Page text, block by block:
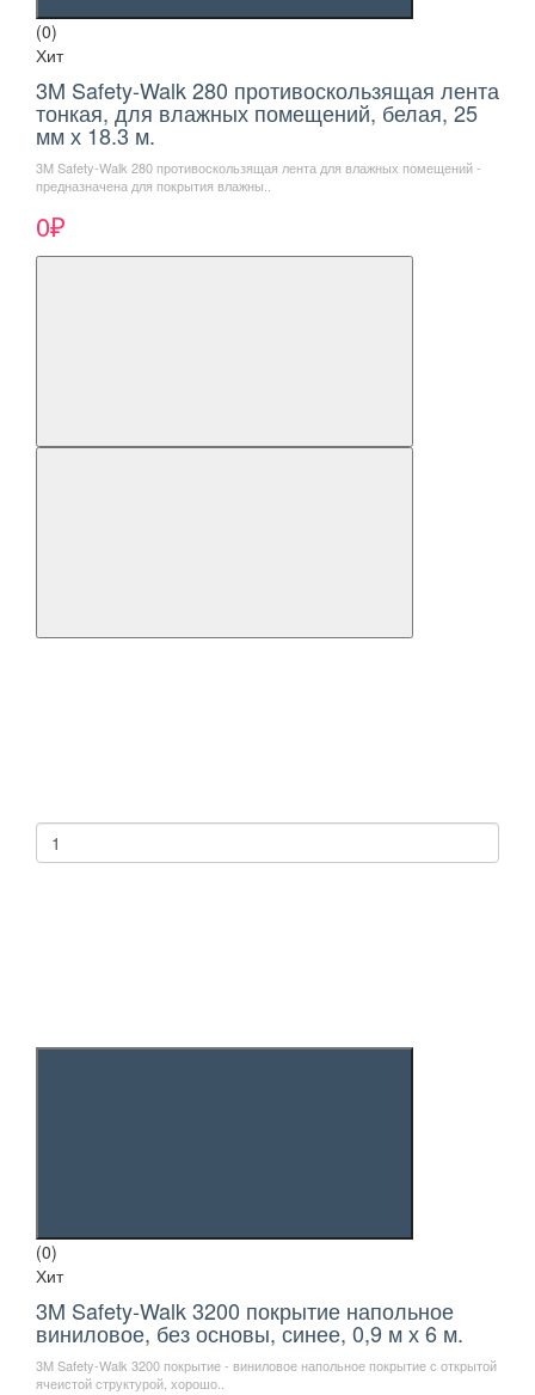
(0)
Хит
3M Safety-Walk 280 противоскользящая лента
тонкая, для влажных помещений, белая, 25
мм х 18.3 м.
3M Safety-Walk 280 противоскользящая лента для влажных помещений -
предназначена для покрытия влажны..
0₽
(0)
Хит
3M Safety-Walk 3200 покрытие напольное
виниловое, без основы, синее, 0,9 м х 6 м.
3M Safety-Walk 3200 покрытие - виниловое напольное покрытие с открытой
ячеистой структурой, хорошо..